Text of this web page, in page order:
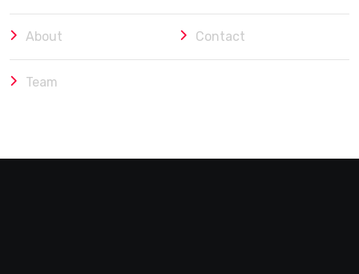
About Contact
Team